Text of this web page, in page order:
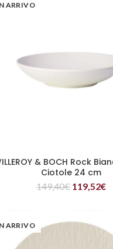
ARRIVO
LEGGI TUTTO
& BOCH Rock
Ciotole 24 cm
149,40€ 119,52€
ARRIVO